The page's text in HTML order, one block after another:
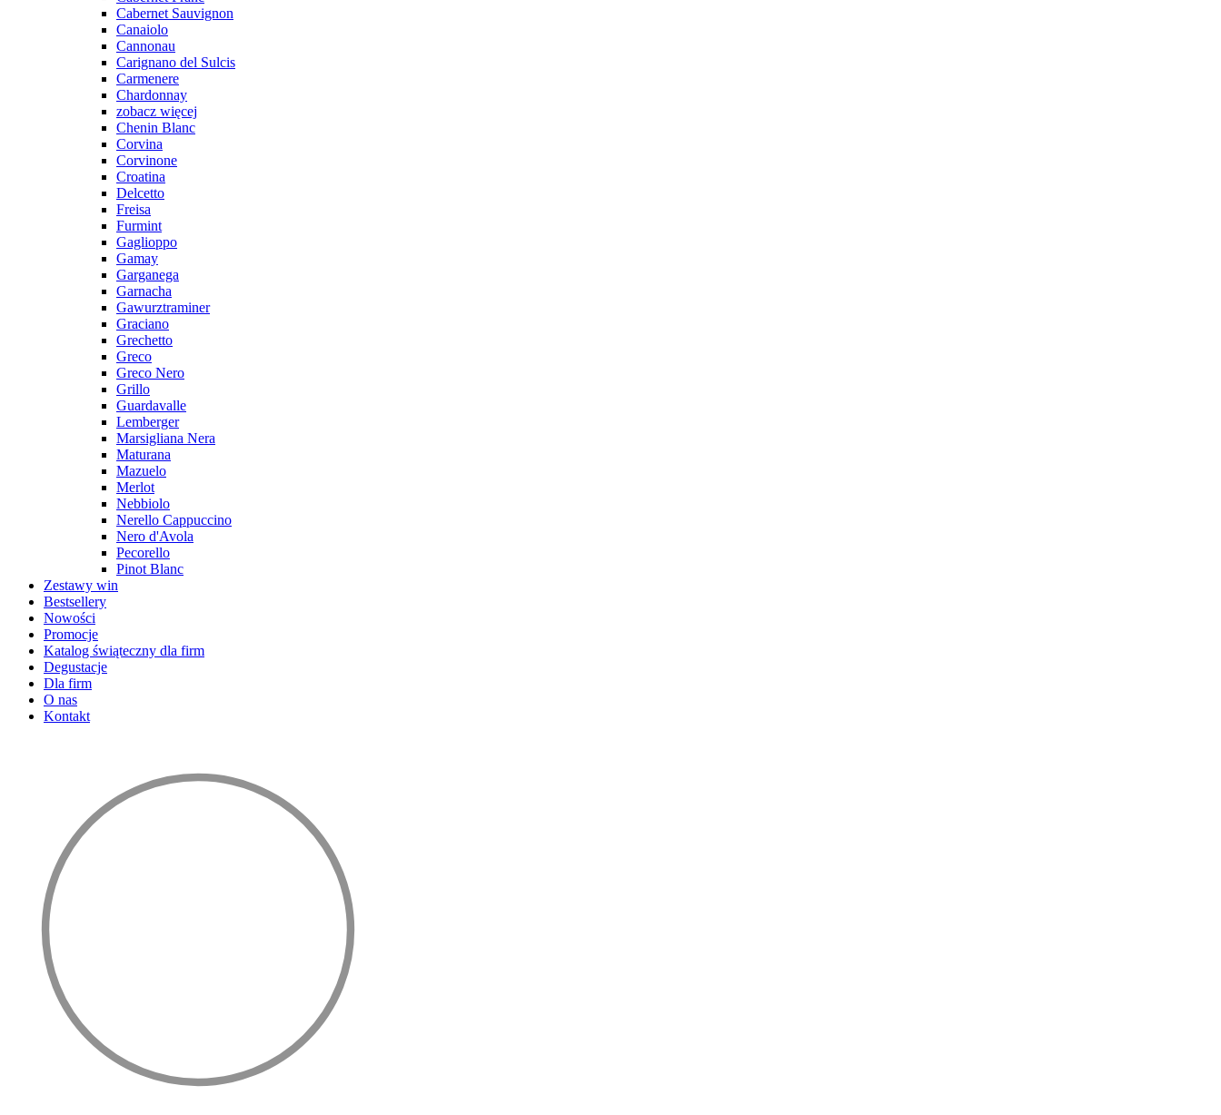
Cabernet Sauvignon
Canaiolo
Cannonau
Carignano del Sulcis
Carmenere
Chardonnay
zobacz więcej
Chenin Blanc
Corvina
Corvinone
Croatina
Delcetto
Freisa
Furmint
Gaglioppo
Gamay
Garganega
Garnacha
Gawurztraminer
Graciano
Grechetto
Greco
Greco Nero
Grillo
Guardavalle
Lemberger
Marsigliana Nera
Maturana
Mazuelo
Merlot
Nebbiolo
Nerello Cappuccino
Nero d'Avola
Pecorello
Pinot Blanc
Zestawy win
Bestsellery
Nowości
Promocje
Katalog świąteczny dla firm
Degustacje
Dla firm
O nas
Kontakt